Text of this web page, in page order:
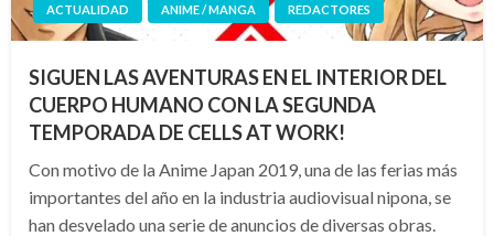
ACTUALIDAD ANIME / MANGA REDACTORES
SIGUEN LAS AVENTURAS EN EL INTERIOR DEL
CUERPO HUMANO CON LA SEGUNDA
TEMPORADA DE CELLS AT WORK!
Con motivo de la Anime Japan 2019, una de las ferias más
importantes del año en la industria audiovisual nipona, se
han desvelado una serie de anuncios de diversas obras.